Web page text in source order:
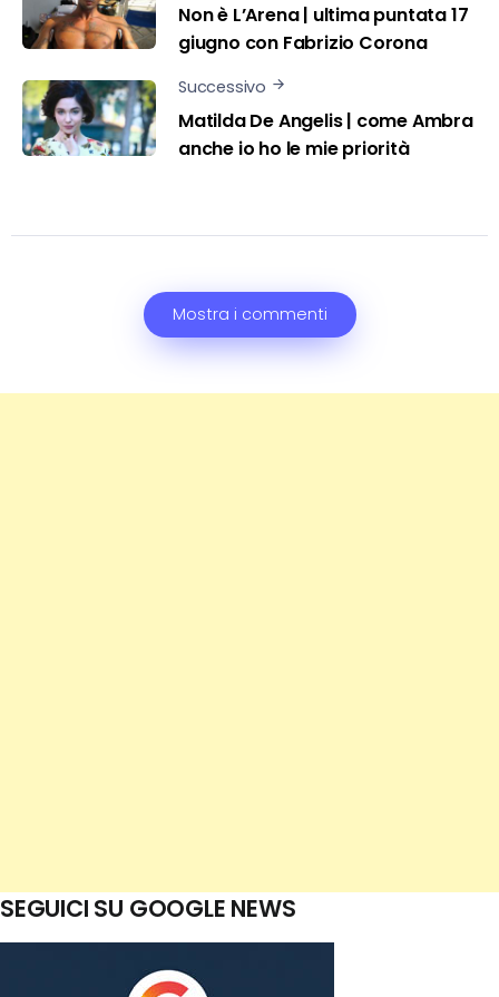
Non è L’Arena | ultima puntata 17
giugno con Fabrizio Corona
Successivo
Matilda De Angelis | come Ambra
anche io ho le mie priorità
Mostra i commenti
SEGUICI SU GOOGLE NEWS